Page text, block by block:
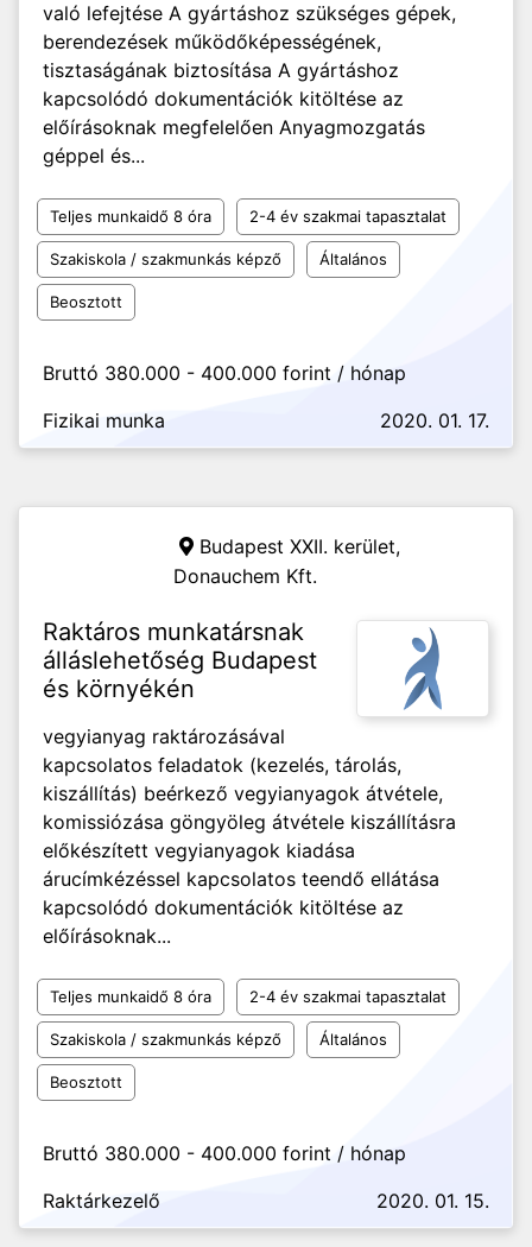
való lefejtése A gyártáshoz szükséges gépek,
berendezések működőképességének,
tisztaságának biztosítása A gyártáshoz
kapcsolódó dokumentációk kitöltése az
előírásoknak megfelelően Anyagmozgatás
géppel és...
Teljes munkaidő 8 óra 2-4 év szakmai tapasztalat
Szakiskola / szakmunkás képző Általános
Beosztott
Bruttó 380.000 - 400.000 forint / hónap
Fizikai munka
2020. 01. 17.
Budapest XXII. kerület,
Donauchem Kft.
Raktáros munkatársnak
álláslehetőség Budapest
és környékén
vegyianyag raktározásával
kapcsolatos feladatok (kezelés, tárolás,
kiszállítás) beérkező vegyianyagok átvétele,
komissiózása göngyöleg átvétele kiszállításra
előkészített vegyianyagok kiadása
árucímkézéssel kapcsolatos teendő ellátása
kapcsolódó dokumentációk kitöltése az
előírásoknak...
Teljes munkaidő 8 óra 2-4 év szakmai tapasztalat
Szakiskola / szakmunkás képző Általános
Beosztott
Bruttó 380.000 - 400.000 forint / hónap
Raktárkezelő
2020. 01. 15.